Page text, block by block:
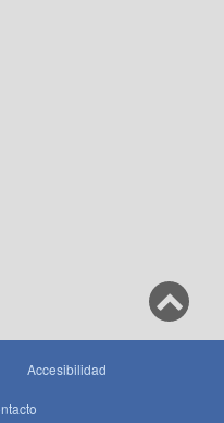
Accesibilidad